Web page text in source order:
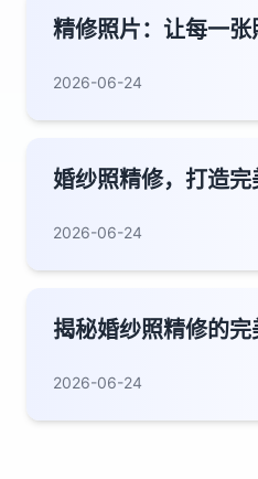
精修照片：让每一
2026-06-24
婚纱照精修，打造完
2026-06-24
揭秘婚纱照精修的完
2026-06-24